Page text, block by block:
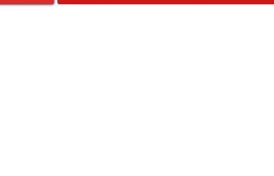
Angebot solange Vorrat reicht. Fehler, Irrtümer und